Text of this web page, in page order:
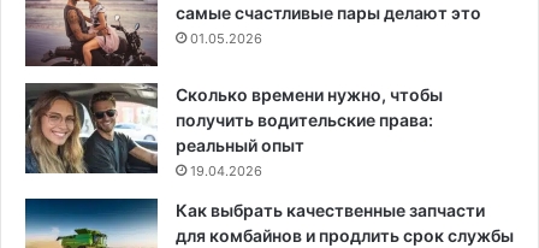
самые счастливые пары делают это
01.05.2026
Сколько времени нужно, чтобы
получить водительские права:
реальный опыт
19.04.2026
Как выбрать качественные запчасти
для комбайнов и продлить срок службы